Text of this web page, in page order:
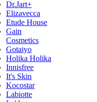
Dr.Jart+
Elizavecca
Etude House
Gain
Cosmetics
Gotaiyo
Holika Holika
Innisfree
It's Skin
Kocostar
Labiotte